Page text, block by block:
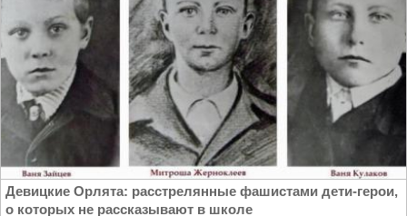
Девицкие Орлята: расстрелянные фашистами дети-герои,
о которых не рассказывают в школе